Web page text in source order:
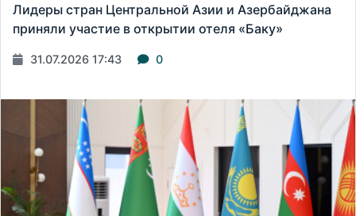
Лидеры стран Центральной Азии и Азербайджана
приняли участие в открытии отеля «Баку»
31.07.2026 17:43 0